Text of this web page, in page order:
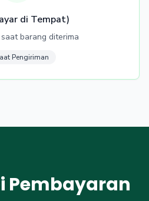
di Tempat)
barang diterima
Pengiriman
Pembayaran